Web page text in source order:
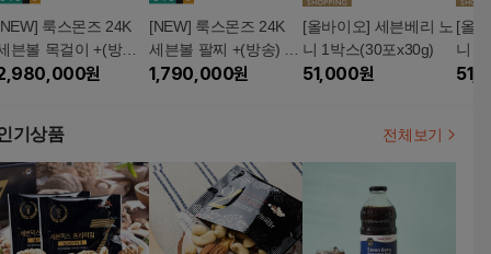
룩스몬즈 24K
븐볼 목걸이 +(방송)
드바 2개
원
[NEW] 룩스몬즈 24K
세븐볼 팔찌 +(방송) 골
드바 2개
1,790,000원
[올바이오] 세븐베리 노
니 1박스(30포x30g)
51,000원
[올
니 1
기상품 전체보기